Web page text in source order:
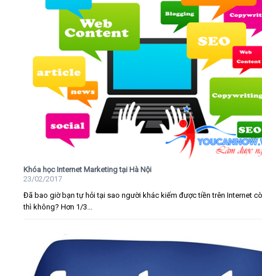
Khóa học Internet Marketing tại Hà Nội
23/02/2017
Đã bao giờ bạn tự hỏi tại sao người khác kiếm được tiền trên Internet
thì không? Hơn 1/3...